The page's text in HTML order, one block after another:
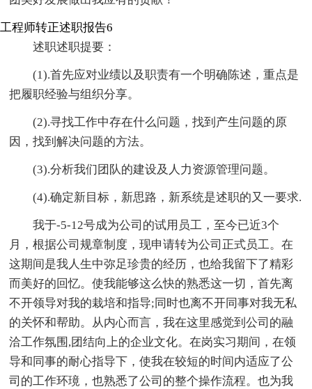
工程师转正述职报告6
述职述职提要：
(1).首先应对业绩以及职责有一个明确陈述，重点是
把履职经验与组织分享。
(2).寻找工作中存在什么问题，找到产生问题的原
因，找到解决问题的方法。
(3).分析我们团队的建设及人力资源管理问题。
(4).确定新目标，新思路，新系统是述职的又一要求.
我于-5-12号成为公司的试用员工，至今已近3个
月，根据公司规章制度，现申请转为公司正式员工。在
这期间是我人生中弥足珍贵的经历，也给我留下了精彩
而美好的回忆。使我能够这么快的熟悉这一切，首先离
不开领导对我的栽培和指导;同时也离不开同事对我无私
的关怀和帮助。从内心而言，我在这里感觉到公司的融
洽工作氛围,团结向上的企业文化。在岗实习期间，在领
导和同事的耐心指导下，使我在较短的时间内适应了公
司的工作环璄，也熟悉了公司的整个操作流程。也为我